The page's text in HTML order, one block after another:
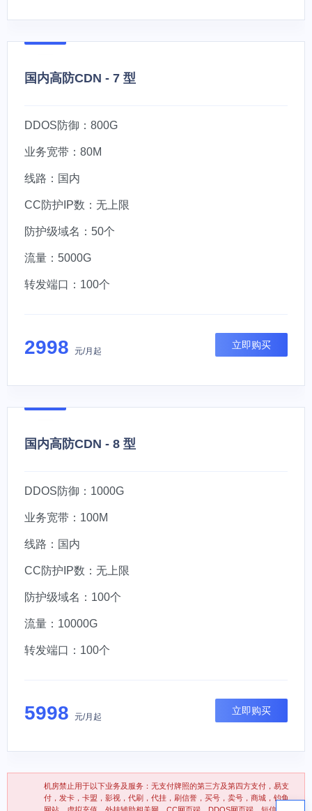
国内高防CDN - 7 型
DDOS防御：800G
业务宽带：80M
线路：国内
CC防护IP数：无上限
防护级域名：50个
流量：5000G
转发端口：100个
2998 元/月起
立即购买
国内高防CDN - 8 型
DDOS防御：1000G
业务宽带：100M
线路：国内
CC防护IP数：无上限
防护级域名：100个
流量：10000G
转发端口：100个
5998 元/月起
立即购买
机房禁止用于以下业务及服务：无支付牌照的第三方及第四方支付，易支
付，发卡，卡盟，影视，代刷，代挂，刷信誉，买号，卖号，商城，钓鱼